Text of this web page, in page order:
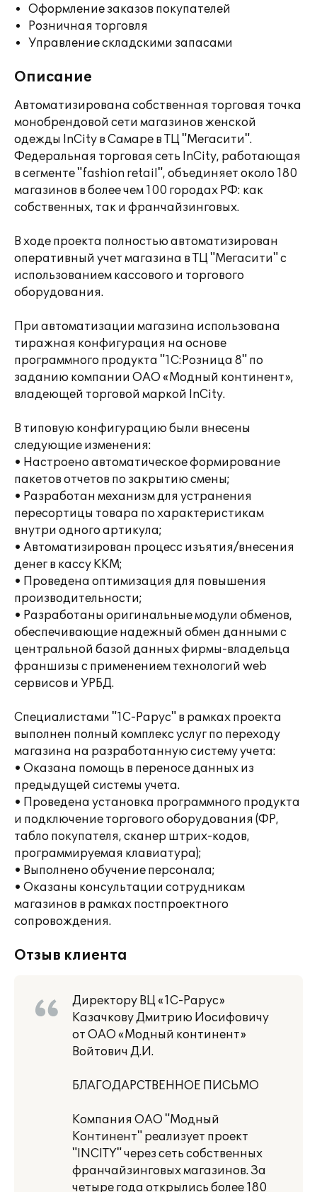
Оформление заказов покупателей
Розничная торговля
Управление складскими запасами
Описание
Автоматизирована собственная торговая точка
монобрендовой сети магазинов женской
одежды InCity в Самаре в ТЦ "Мегасити".
Федеральная торговая сеть InCity, работающая
в сегменте "fashion retail", объединяет около 180
магазинов в более чем 100 городах РФ: как
собственных, так и франчайзинговых.
В ходе проекта полностью автоматизирован
оперативный учет магазина в ТЦ "Мегасити" с
использованием кассового и торгового
оборудования.
При автоматизации магазина использована
тиражная конфигурация на основе
программного продукта "1С:Розница 8" по
заданию компании ОАО «Модный континент»,
владеющей торговой маркой InCity.
В типовую конфигурацию были внесены
следующие изменения:
• Настроено автоматическое формирование
пакетов отчетов по закрытию смены;
• Разработан механизм для устранения
пересортицы товара по характеристикам
внутри одного артикула;
• Автоматизирован процесс изъятия/внесения
денег в кассу ККМ;
• Проведена оптимизация для повышения
производительности;
• Разработаны оригинальные модули обменов,
обеспечивающие надежный обмен данными с
центральной базой данных фирмы-владельца
франшизы с применением технологий web
сервисов и УРБД.
Специалистами "1С-Рарус" в рамках проекта
выполнен полный комплекс услуг по переходу
магазина на разработанную систему учета:
• Оказана помощь в переносе данных из
предыдущей системы учета.
• Проведена установка программного продукта
и подключение торгового оборудования (ФР,
табло покупателя, сканер штрих-кодов,
программируемая клавиатура);
• Выполнено обучение персонала;
• Оказаны консультации сотрудникам
магазинов в рамках постпроектного
сопровождения.
Отзыв клиента
Директору ВЦ «1С-Рарус»
Казачкову Дмитрию Иосифовичу
от ОАО «Модный континент»
Войтович Д.И.
БЛАГОДАРСТВЕННОЕ ПИСЬМО
Компания ОАО "Модный
Континент" реализует проект
"INCITY" через сеть собственных
франчайзинговых магазинов. За
четыре года открылись более 180